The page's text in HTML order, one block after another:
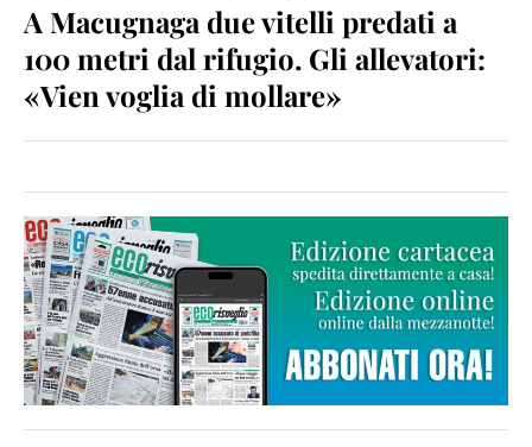
A Macugnaga due vitelli predati a
100 metri dal rifugio. Gli allevatori:
«Vien voglia di mollare»